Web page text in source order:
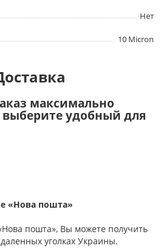
Нет
10 Micron
максимально
выберите удобный для
«Нова пошта»
пошта», Вы можете получить
уголках Украины.